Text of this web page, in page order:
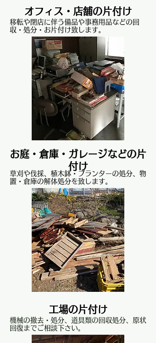
オフィス・ ​店舗の片付け
移転や閉店に伴う備品や事務用品などの回
収・処分・お片付け致します。
お庭・倉庫・ガレージなどの片
付け
草刈や伐採、植木鉢・プランターの処分、物
置・倉庫の解体処分を致します。
工場の​片付け
機械の撤去・処分、道具類の回収処分、原状
回復までご相談下さい。